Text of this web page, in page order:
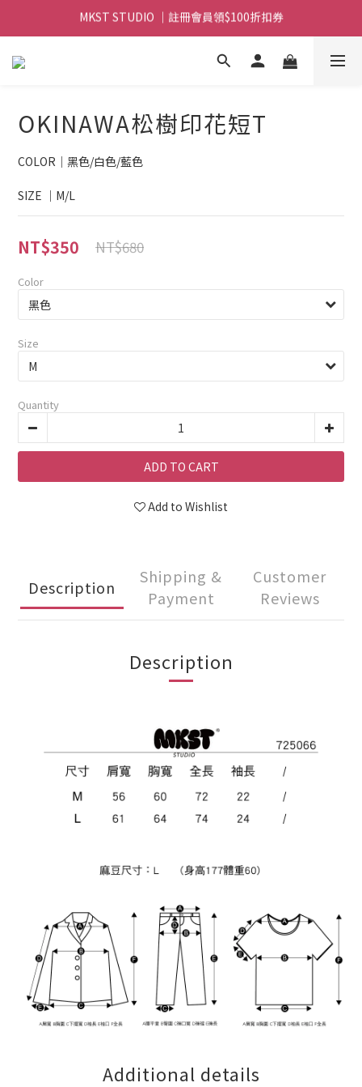
MKST STUDIO ｜ 全店滿$999元 免運
MKST STUDIO ｜註冊會員領$100折扣券
OKINAWA松樹印花短T
COLOR｜黑色/白色/藍色
SIZE ｜M/L
NT$350 NT$680
Color
Size
Quantity
ADD TO CART
Add to Wishlist
Description
Shipping &
Payment
Customer
Reviews
Description
Additional details